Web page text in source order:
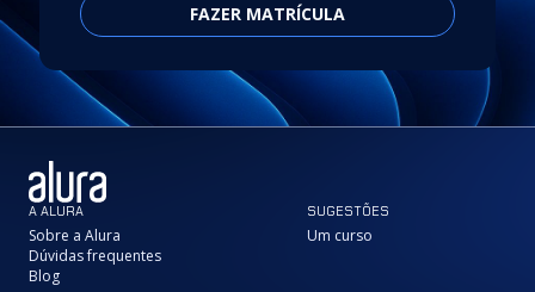
FAZER MATRÍCULA
A ALURA
Sobre a Alura
Dúvidas frequentes
Blog
SUGESTÕES
Um curso